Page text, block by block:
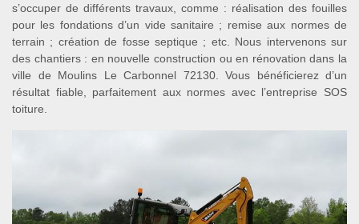
s’occuper de différents travaux, comme : réalisation des fouilles
pour les fondations d’un vide sanitaire ; remise aux normes de
terrain ; création de fosse septique ; etc. Nous intervenons sur
des chantiers : en nouvelle construction ou en rénovation dans la
ville de Moulins Le Carbonnel 72130. Vous bénéficierez d’un
résultat fiable, parfaitement aux normes avec l’entreprise SOS
toiture.